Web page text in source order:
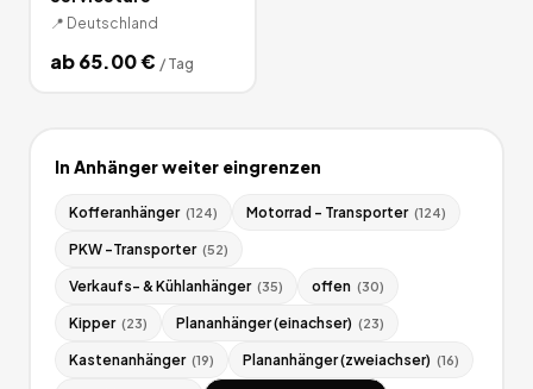
📍 Deutschland
ab65.00€ / Tag
In Anhängerweiter eingrenzen
Kofferanhänger (124) Motorrad - Transporter (124)
PKW -Transporter (52)
Verkaufs- & Kühlanhänger (35) offen (30)
Kipper (23) Plananhänger (einachser) (23)
Kastenanhänger (19) Plananhänger (zweiachser) (16)